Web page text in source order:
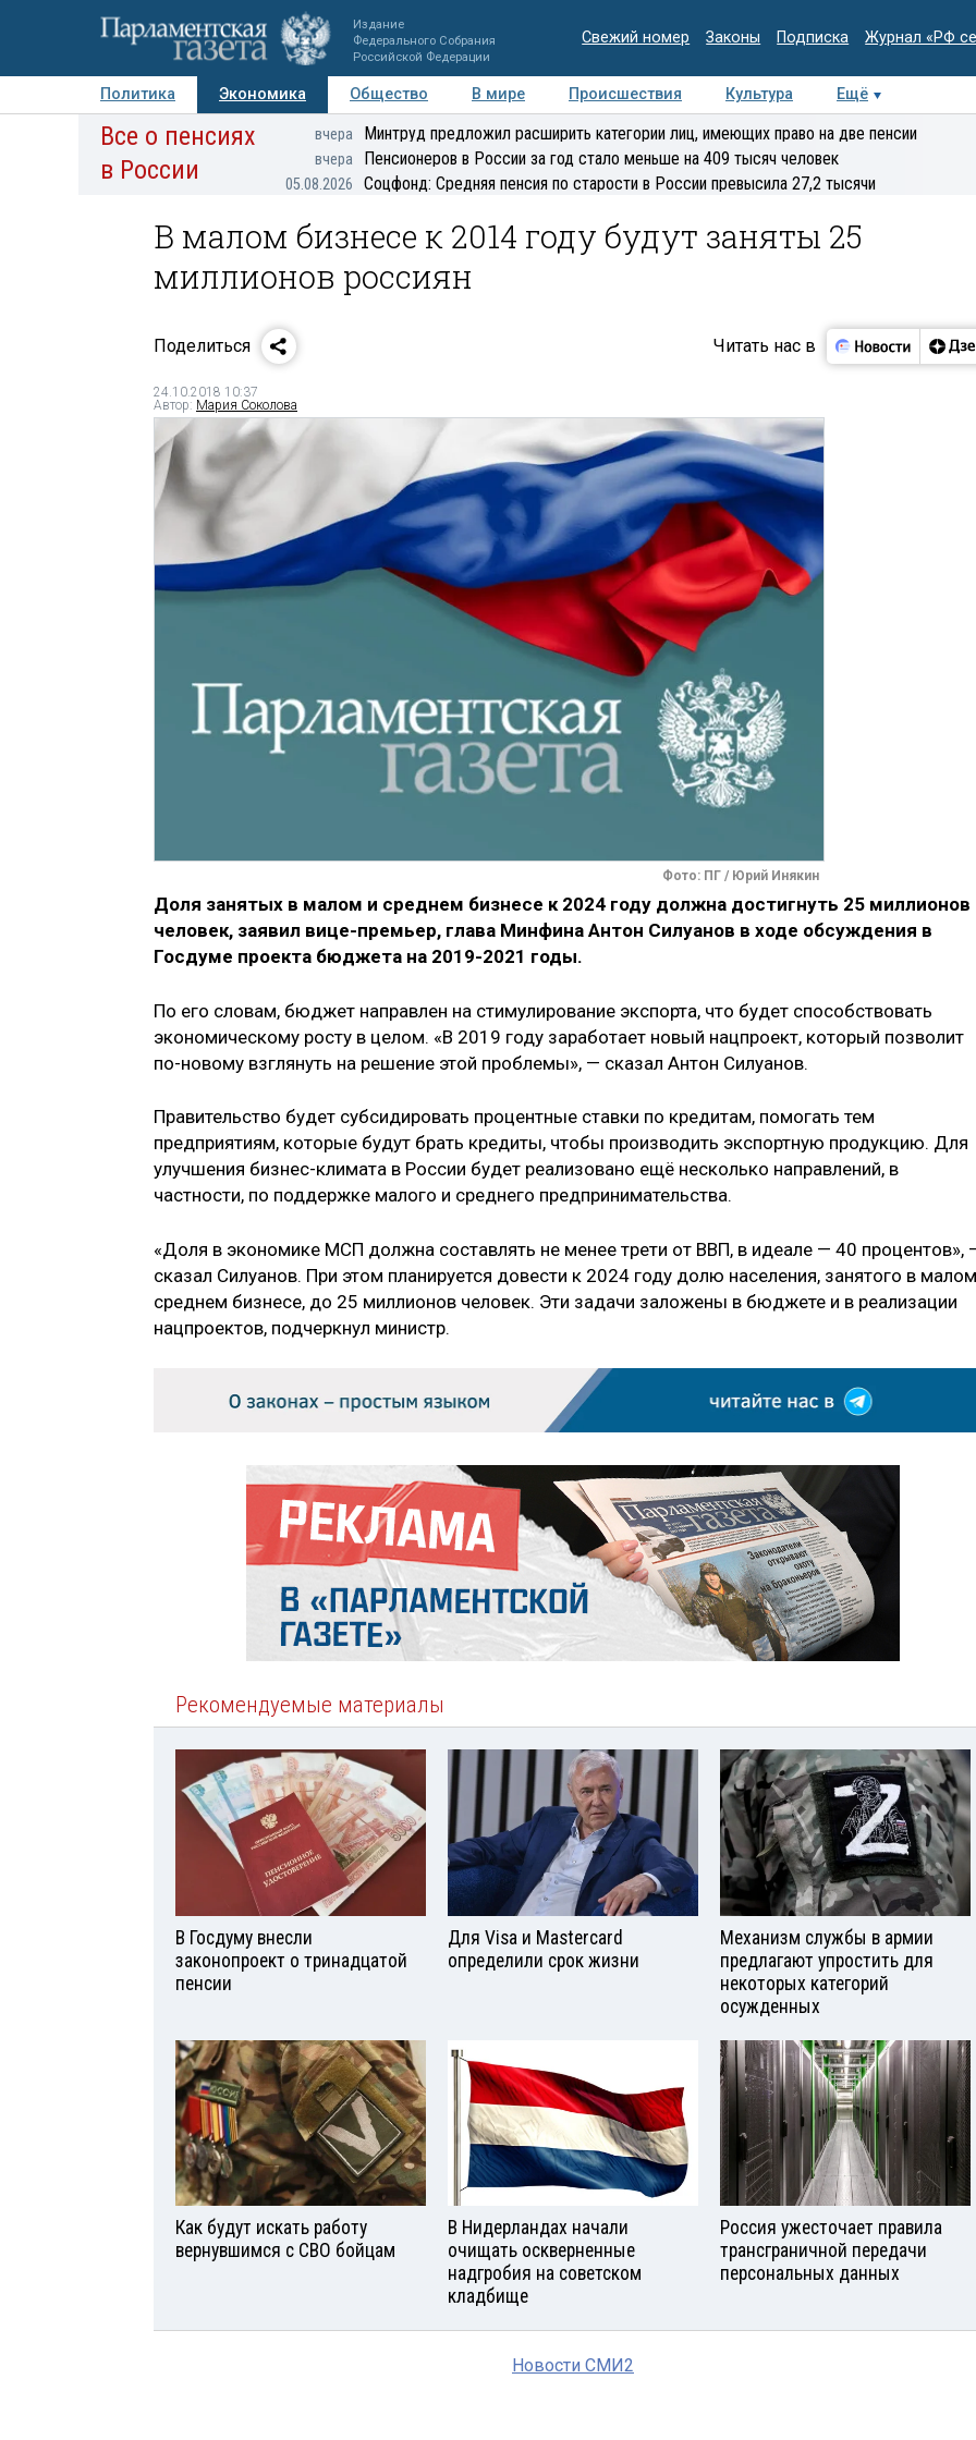
Издание
Федерального Собрания
Российской Федерации
Свежий номер Законы Подписка Журнал «РФ
Политика Экономика Общество В мире Происшествия Культура
Ещё
Авторы Персоны Мнения Регионы Медиацентр Интервью Колумнисты
Все о пенсиях
в России
вчера Минтруд предложил расширить категории лиц, имеющих право на две пенсии
вчера Пенсионеров в России за год стало меньше на 409 тысяч человек
05.08.2026 Соцфонд: Средняя пенсия по старости в России превысила 27,2 тысячи
В малом бизнесе к 2014 году будут заняты 25
миллионов россиян
Поделиться Читать нас в
24.10.2018 10:37
Автор: Мария Соколова
Фото: ПГ / Юрий Инякин
Доля занятых в малом и среднем бизнесе к 2024 году должна достигнуть 25 миллионов
человек, заявил вице-премьер, глава Минфина Антон Силуанов в ходе обсуждения в
Госдуме проекта бюджета на 2019-2021 годы.
По его словам, бюджет направлен на стимулирование экспорта, что будет способствовать
экономическому росту в целом. «В 2019 году заработает новый нацпроект, который позволит
по-новому взглянуть на решение этой проблемы», — сказал Антон Силуанов.
Правительство будет субсидировать процентные ставки по кредитам, помогать тем
предприятиям, которые будут брать кредиты, чтобы производить экспортную продукцию. Для
улучшения бизнес-климата в России будет реализовано ещё несколько направлений, в
частности, по поддержке малого и среднего предпринимательства.
«Доля в экономике МСП должна составлять не менее трети от ВВП, в идеале — 40 процентов»,
сказал Силуанов. При этом планируется довести к 2024 году долю населения, занятого в
среднем бизнесе, до 25 миллионов человек. Эти задачи заложены в бюджете и в реализации
нацпроектов, подчеркнул министр.
Рекомендуемые материалы
В Госдуму внесли
законопроект о тринадцатой
пенсии
Для Visа и Mastercard
определили срок жизни
Механизм службы в армии
предлагают упростить для
некоторых категорий
осужденных
Как будут искать работу
вернувшимся с СВО бойцам
В Нидерландах начали
очищать оскверненные
надгробия на советском
кладбище
Россия ужесточает правила
трансграничной передачи
персональных данных
Новости СМИ2